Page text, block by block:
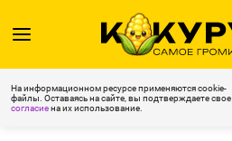
На информационном ресурсе применяются cookie-
файлы. Оставаясь на сайте, вы подтверждаете свое
согласиена их использование.